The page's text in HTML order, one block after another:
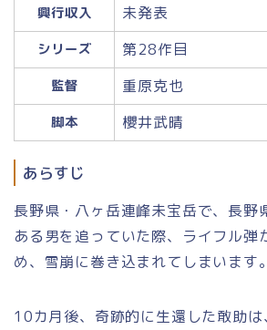
興行収入 未発表
シリーズ 第28作目
監督 重原克也
脚本 櫻井武晴
あらすじ
長野県・八ヶ岳連峰未宝岳で、長野
ある男を追っていた際、ライフル弾
め、雪崩に巻き込まれてしまいます。
10カ月後、奇跡的に生還した敢助